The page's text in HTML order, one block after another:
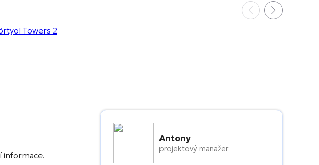
informace.
Antony
projektový manažer